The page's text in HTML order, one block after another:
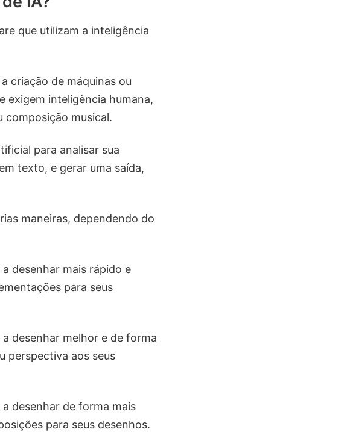
que utilizam a inteligência
criação de máquinas ou
exigem inteligência humana,
composição musical.
para analisar sua
texto, e gerar uma saída,
maneiras, dependendo do
desenhar mais rápido e
para seus
desenhar melhor e de forma
perspectiva aos seus
desenhar de forma mais
para seus desenhos.